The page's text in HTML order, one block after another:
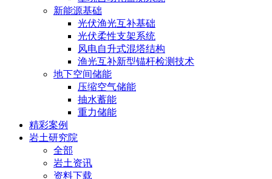
新能源基础
光伏渔光互补基础
光伏柔性支架系统
风电自升式混塔结构
渔光互补新型锚杆检测技术
地下空间储能
压缩空气储能
抽水蓄能
重力储能
精彩案例
岩土研究院
全部
岩土资讯
资料下载